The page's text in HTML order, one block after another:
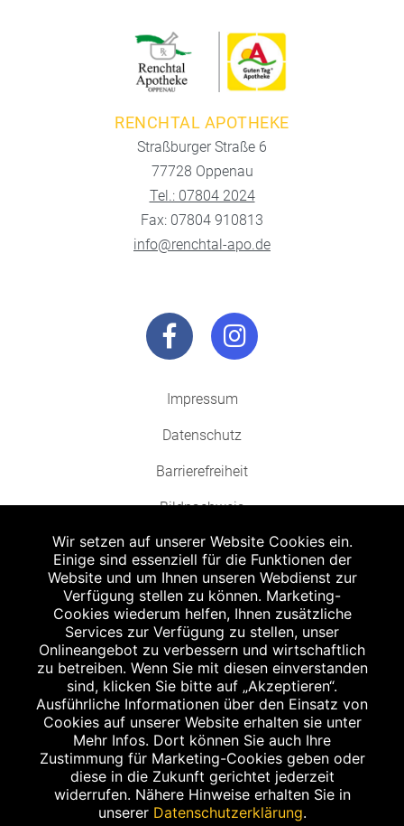
RENCHTAL APOTHEKE
Straßburger Straße 6
77728 Oppenau
Tel.: 07804 2024
Fax: 07804 910813
info@renchtal-apo.de
Impressum
Datenschutz
Barrierefreiheit
Bildnachweis
Abgabe in haushaltsüblichen Mengen, solange der Vorrat reicht. Für Druck-
und Satzfehler keine Haftung.
Zu Risiken und Nebenwirkungen lesen Sie die Packungsbeilage und fragen
Sie Ihren Arzt oder Apotheker.
Angabe nach der deutschen Arzneimitteltaxe Apothekenerstattungspreis
(AEP). Der AEP ist keine unverbindliche Preisempfehlung der Hersteller. Der
AEP ist ein von den Apotheken in Ansatz gebrachter Preis für rezeptfreie
Arzneimittel. Er entspricht in der Höhe dem für Apotheken verbindlichen
Abgabepreis, zu dem eine Apotheke in bestimmten Fällen (z.B. bei Kindern
unter 12 Jahren) das Produkt mit der gesetzlichen Krankenversicherung
abrechnet. Der AEP ist der allgemeine Erstattungspreis im Falle einer
Kostenübernahme durch die gesetzlichen Krankenkassen, vor Abzug eines
Zwangsrabattes (zur Zeit 5%) nach §130 Abs. 1 SGB V.
Unverbindliche Preisempfehlung des Herstellers (UVP).
Wir setzen auf unserer Website Cookies ein.
Einige sind essenziell für die Funktionen der
Website und um Ihnen unseren Webdienst zur
Verfügung stellen zu können. Marketing-
Cookies wiederum helfen, Ihnen zusätzliche
Services zur Verfügung zu stellen, unser
Onlineangebot zu verbessern und wirtschaftlich
zu betreiben. Wenn Sie mit diesen einverstanden
sind, klicken Sie bitte auf „Akzeptieren“.
Ausführliche Informationen über den Einsatz von
Cookies auf unserer Website erhalten sie unter
Mehr Infos. Dort können Sie auch Ihre
Zustimmung für Marketing-Cookies geben oder
diese in die Zukunft gerichtet jederzeit
widerrufen. Nähere Hinweise erhalten Sie in
unserer Datenschutzerklärung.